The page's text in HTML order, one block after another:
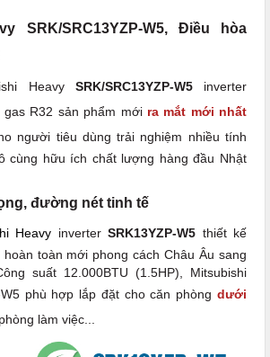
SRK/SRC13YZP-W5, Điều hòa
Heavy SRK/SRC13YZP-W5inverter
gas R32 sản phẩm mới ra mắt mới nhất
người tiêu dùng trải nghiệm nhiều tính
cùng hữu ích chất lượng hàng đầu Nhật
đường nét tinh tế
Heavy inverterSRK13YZP-W5 thiết kế
toàn mới phong cách Châu Âu sang
suất 12.000BTU (1.5HP), Mitsubishi
W5 phù hợp lắp đặt cho căn phòng dưới
làm việc...